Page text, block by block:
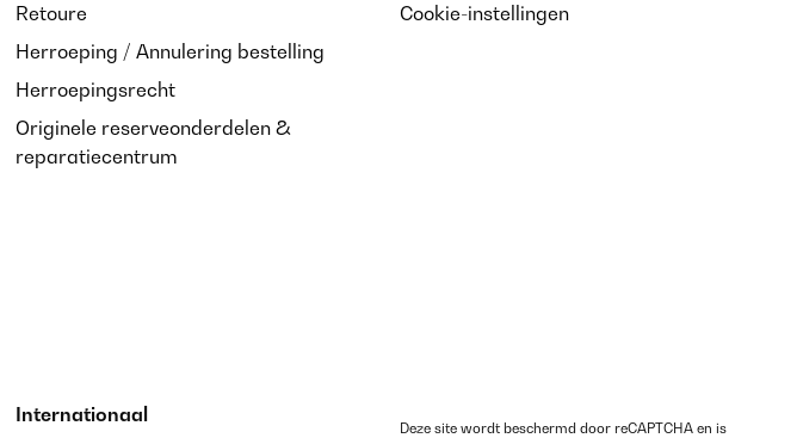
Retoure
Herroeping / Annulering bestelling
Herroepingsrecht
Originele reserveonderdelen &
reparatiecentrum
Cookie-instellingen
Internationaal
Deze site wordt beschermd door reCAPTCHA en is